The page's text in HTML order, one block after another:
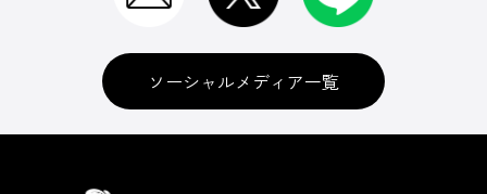
ソーシャルメディア一覧